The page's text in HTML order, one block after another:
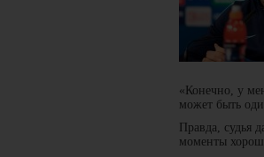
«Конечно, у
может быть
Правда, судья
моменты